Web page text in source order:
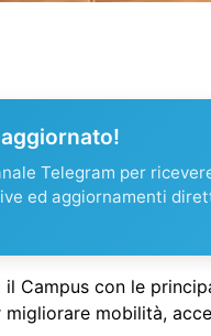
Telegram per
ed aggiornamenti
Campus con le
migliorare mobilità,